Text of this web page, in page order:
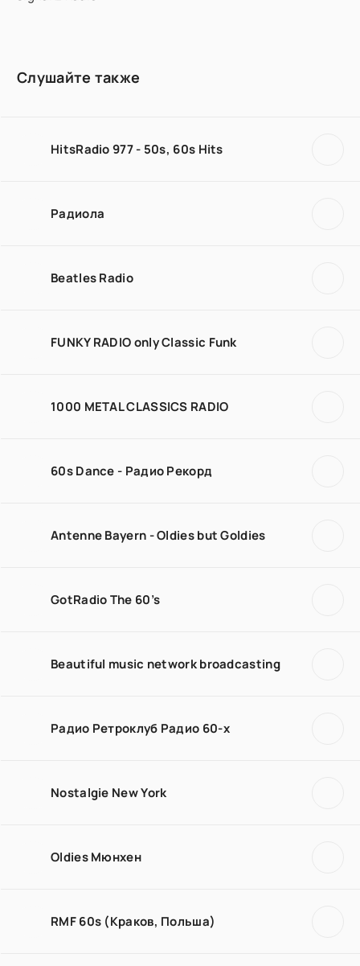
Слушайте также
HitsRadio 977 - 50s, 60s Hits
Радиола
Beatles Radio
FUNKY RADIO only Classic Funk
1000 METAL CLASSICS RADIO
60s Dance - Радио Рекорд
Antenne Bayern - Oldies but Goldies
GotRadio The 60’s
Beautiful music network broadcasting
Радио Ретроклуб Радио 60-х
Nostalgie New York
Oldies Мюнхен
RMF 60s (Краков, Польша)